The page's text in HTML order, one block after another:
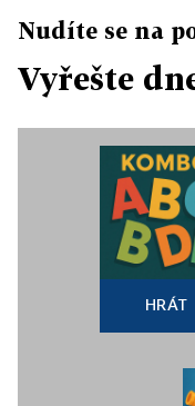
Nudíte se na
Vyřešte
HRÁT